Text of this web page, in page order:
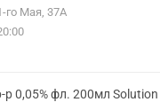
го Мая, 37А
р 0,05% фл. 200мл